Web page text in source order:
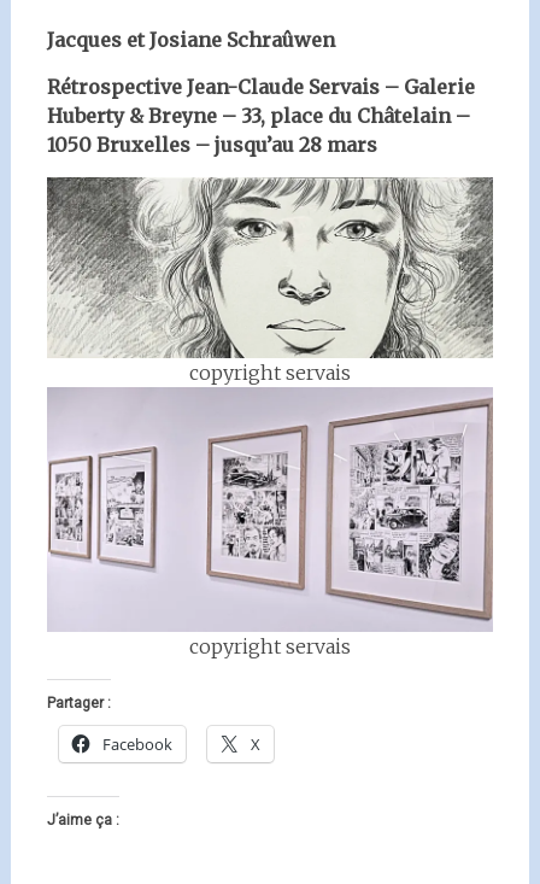
Jacques et Josiane Schraûwen
Rétrospective Jean-Claude Servais – Galerie
Huberty & Breyne – 33, place du Châtelain –
1050 Bruxelles – jusqu’au 28 mars
copyright servais
copyright servais
Partager :
Facebook X
J’aime ça :